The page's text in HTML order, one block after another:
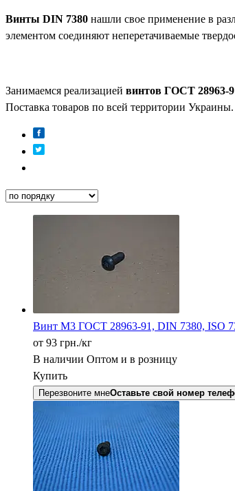
Винты DIN 7380 нашли свое применение в
элементом соединяют неперетачиваемые
Занимаемся реализацией винтов ГОСТ 28963-
Поставка товаров по всей территории
Винт М3 ГОСТ 28963-91, DIN 7380, ISO
от 93 грн./кг
В наличии Оптом и в розницу
Купить
Перезвоните мнеОставьте свой номер